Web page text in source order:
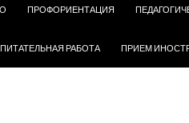
ПРОФОРИЕНТАЦИЯ
РАБОТА ПРИЕМ